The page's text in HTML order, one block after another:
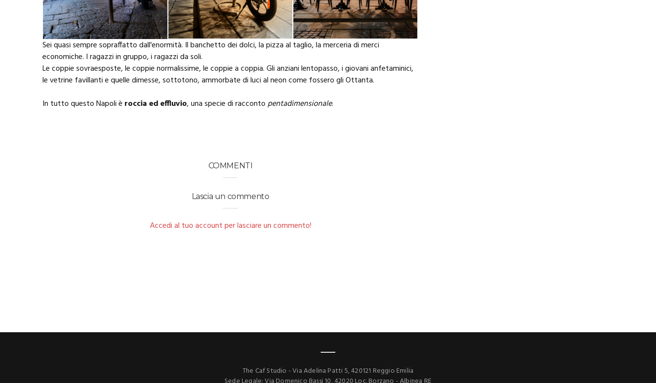
Sei quasi sempre sopraffatto dall'enormità. Il banchetto dei dolci, la pizza al taglio, la merceria di merci
economiche. I ragazzi in gruppo, i ragazzi da soli.
Le coppie sovraesposte, le coppie normalissime, le coppie a coppia. Gli anziani lentopasso, i giovani anfetaminici,
le vetrine favillanti e quelle dimesse, sottotono, ammorbate di luci al neon come fossero gli Ottanta.
In tutto questo Napoli è roccia ed effluvio, una specie di raccontopentadimensionale.
COMMENTI
Lascia un commento
Accedi al tuo account per lasciare un commento!
The Caf Studio - Via Adelina Patti 5, 420121 Reggio Emilia